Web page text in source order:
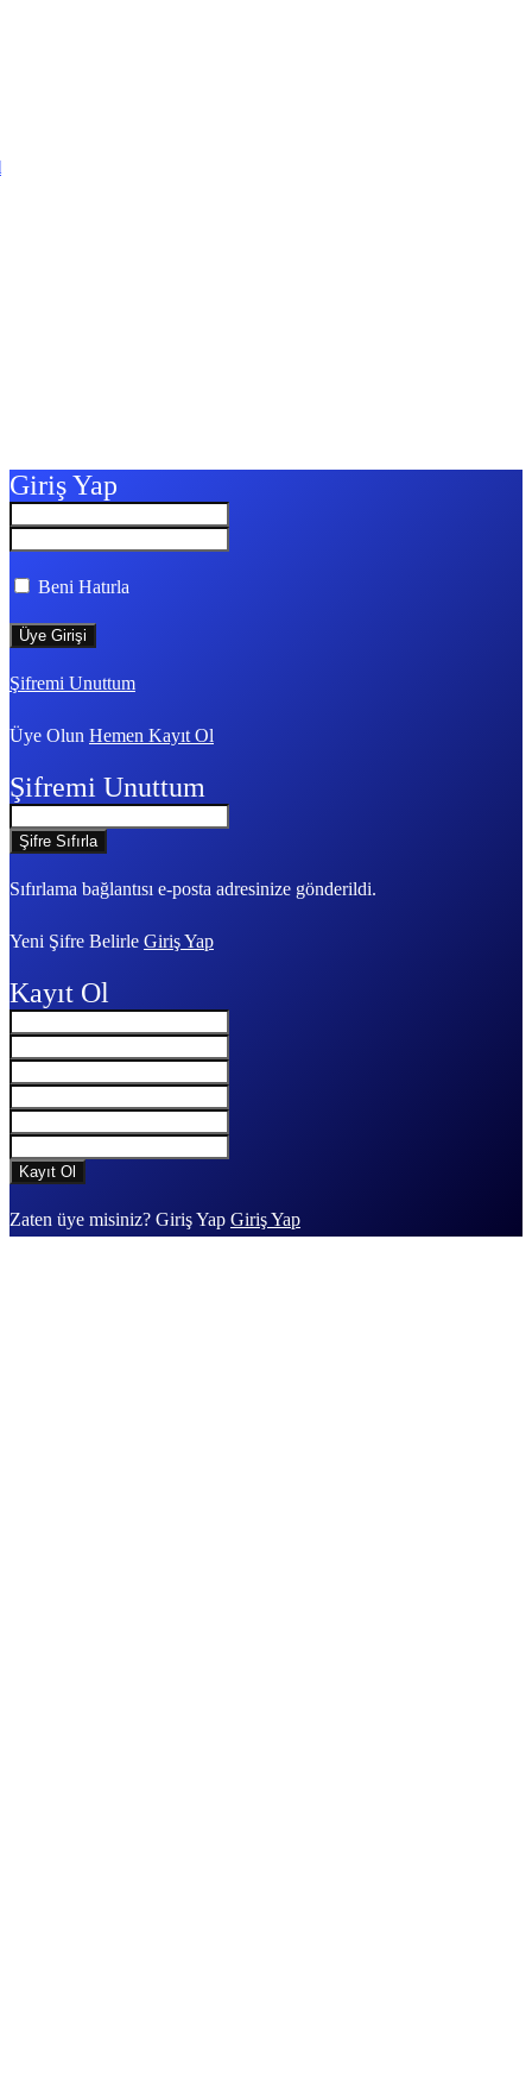
Giriş Yap
Beni Hatırla
Şifremi Unuttum
Üye Olun Hemen Kayıt Ol
Şifremi Unuttum
Sıfırlama bağlantısı e-posta adresinize gönderildi.
Yeni Şifre Belirle Giriş Yap
Kayıt Ol
Zaten üye misiniz? Giriş Yap Giriş Yap